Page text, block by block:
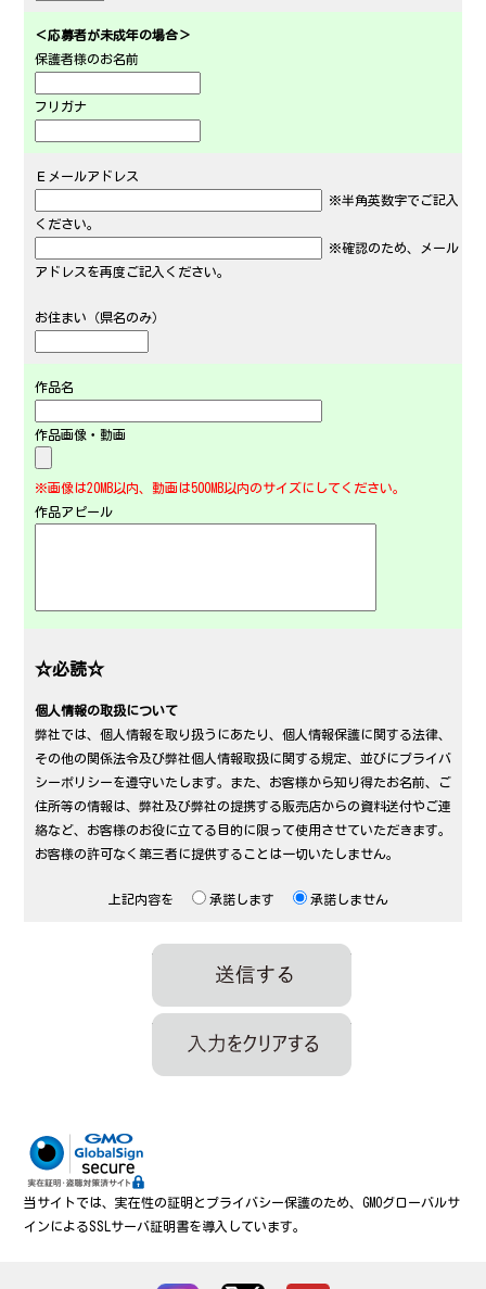
＜応募者が未成年の場合＞
保護者様のお名前
フリガナ
Ｅメールアドレス
※半角英数字でご記入
ください。
※確認のため、メール
アドレスを再度ご記入ください。
お住まい（県名のみ）
作品名
作品画像・動画
※画像は20MB以内、動画は500MB以内のサイズにしてください。
作品アピール
☆必読☆
個人情報の取扱について
弊社では、個人情報を取り扱うにあたり、個人情報保護に関する法律、
その他の関係法令及び弊社個人情報取扱に関する規定、並びにプライバ
シーポリシーを遵守いたします。また、お客様から知り得たお名前、ご
住所等の情報は、弊社及び弊社の提携する販売店からの資料送付やご連
絡など、お客様のお役に立てる目的に限って使用させていただきます。
お客様の許可なく第三者に提供することは一切いたしません。
上記内容を 承諾します 承諾しません
当サイトでは、実在性の証明とプライバシー保護のため、GMOグローバルサ
インによるSSLサーバ証明書を導入しています。